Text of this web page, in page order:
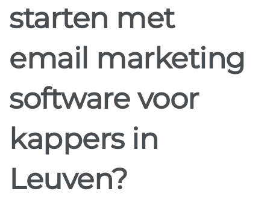
starten met
email marketing
software voor
kappers in
Leuven?